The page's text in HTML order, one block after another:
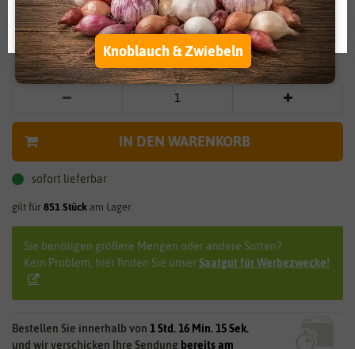
0,39 €
*
* inkl. 7% MwSt. zzgl.Versandkosten
IN DEN WARENKORB
sofort lieferbar
gilt für 851 Stück am Lager.
Sie benötigen größere Mengen oder andere Sorten?
Kein Problem, hier finden Sie unserSaatgut für Werbezwecke!
Bestellen Sie innerhalb von 1 Std. 16 Min. 14 Sek.
und wir verschicken Ihre Sendung bereits am
Auswahl akzeptieren
Knoblauch & Zwiebeln